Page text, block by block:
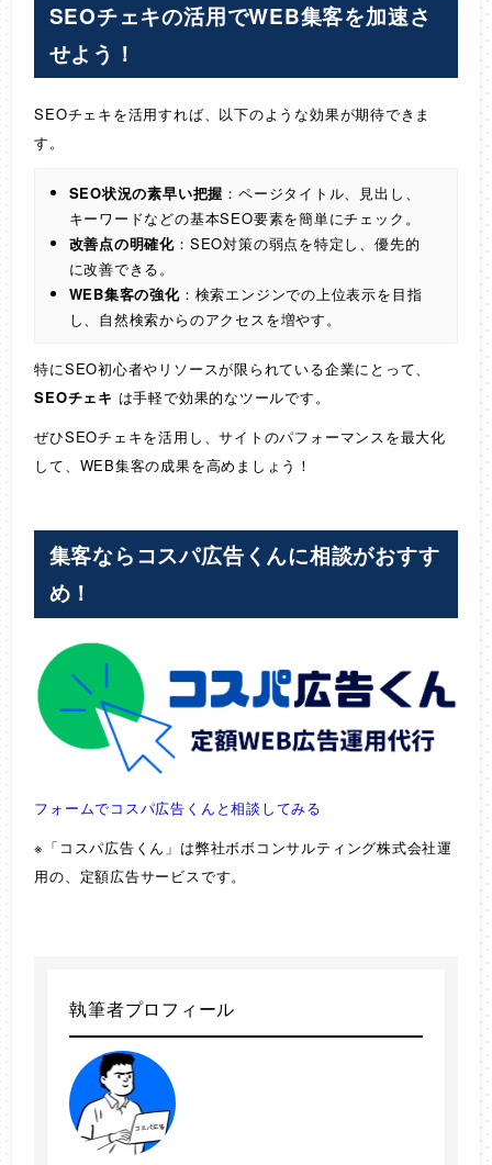
SEOチェキの活用でWEB集客を加速さ
せよう！
SEOチェキを活用すれば、以下のような効果が期待できま
す。
SEO状況の素早い把握 ：ページタイトル、見出し、
キーワードなどの基本SEO要素を簡単にチェック。
改善点の明確化 ：SEO対策の弱点を特定し、優先的
に改善できる。
WEB集客の強化：検索エンジンでの上位表示を目指
し、自然検索からのアクセスを増やす。
特にSEO初心者やリソースが限られている企業にとって、
SEOチェキ は手軽で効果的なツールです。
ぜひSEOチェキを活用し、サイトのパフォーマンスを最大化
して、WEB集客の成果を高めましょう！
集客ならコスパ広告くんに相談がおすす
め！
フォームでコスパ広告くんと相談してみる
※「コスパ広告くん」は弊社ボボコンサルティング株式会社運
用の、定額広告サービスです。
執筆者プロフィール